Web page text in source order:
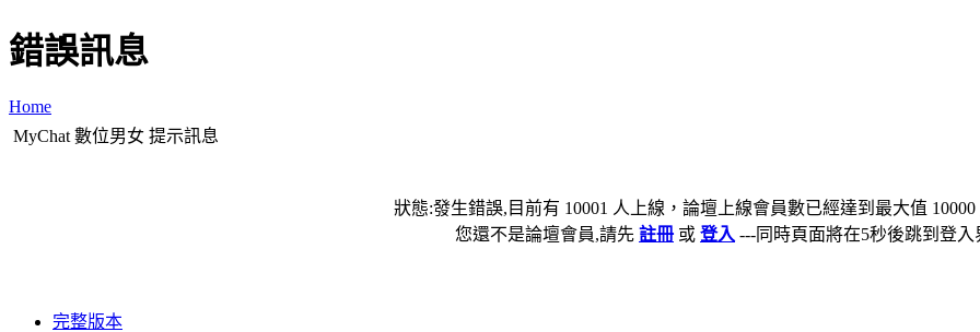
錯誤訊息
Home
MyChat 數位男女 提示訊息
狀態:發生錯誤,目前有 10001 人上線，論壇上線會員數已經達到最大值
您還不是論壇會員,請先 註冊 或 登入 ---同時頁面將在5秒後跳到登入
完整版本